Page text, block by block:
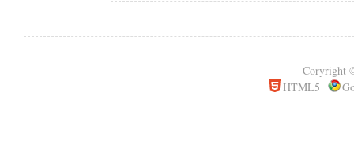
Coryright
HTML5